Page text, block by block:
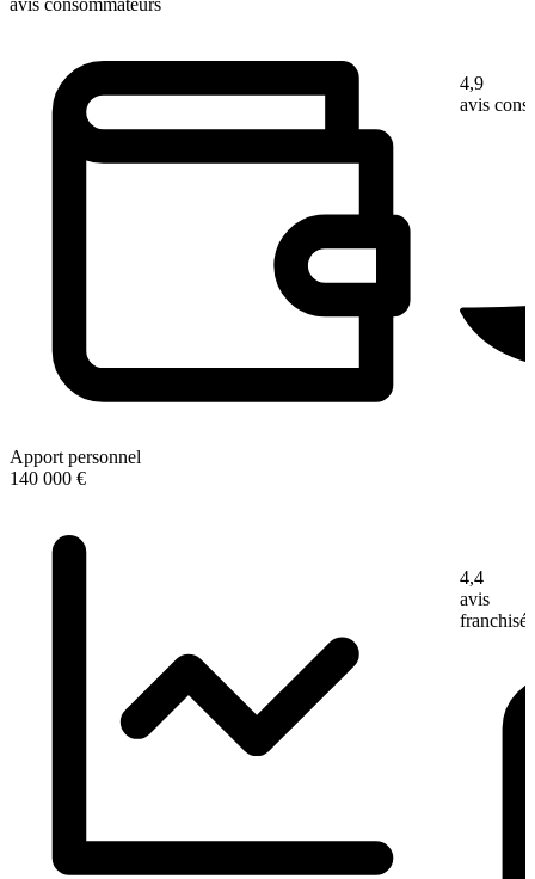
avis consommateurs
Apport personnel
140 000 €
4,9
avis
4,4
avis
franchisé